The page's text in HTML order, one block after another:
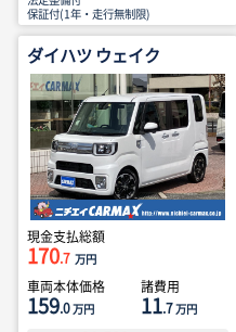
保証付(1年・走行無制限)
ダイハツ ウェイク
現金支払総額
170.7 万円
車両本体価格
159.0万円
諸費用
11.7万円